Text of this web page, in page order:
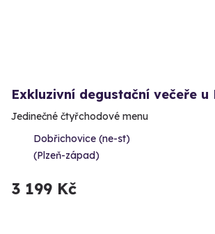
Exkluzivní degustační večeře u
Jedinečné čtyřchodové menu
Dobřichovice (ne-st)
(Plzeň-západ)
3 199 Kč